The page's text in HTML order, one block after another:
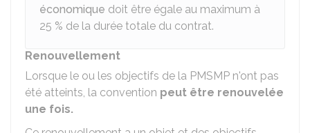
économique doit être égale au maximum à
25 % de la durée totale du contrat.
Renouvellement
Lorsque le ou les objectifs de la PMSMP n'ont pas
été atteints, la convention peut être renouvelée
une fois.